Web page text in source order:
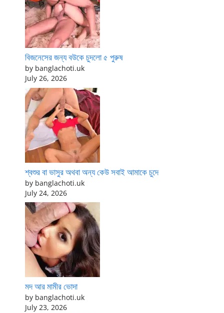
বিজনেসের জন্য বউকে চুদলো ৫ পুরুষ
by banglachoti.uk
July 26, 2026
শ্বশুর বা ভাসুর অথবা অন্য কেউ সবাই আমাকে চুদে
by banglachoti.uk
July 24, 2026
মদ আর মামীর ভোদা
by banglachoti.uk
July 23, 2026